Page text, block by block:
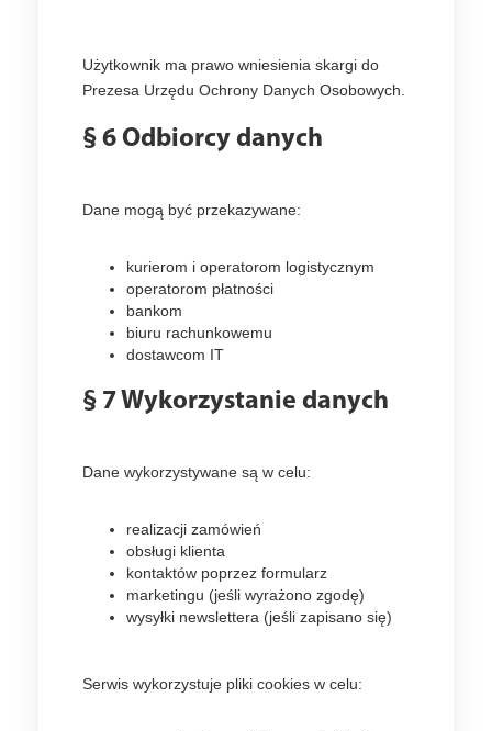
Użytkownik ma prawo wniesienia skargi do
Prezesa Urzędu Ochrony Danych Osobowych.
§ 6 Odbiorcy danych
Dane mogą być przekazywane:
kurierom i operatorom logistycznym
operatorom płatności
bankom
biuru rachunkowemu
dostawcom IT
§ 7 Wykorzystanie danych
Dane wykorzystywane są w celu:
realizacji zamówień
obsługi klienta
kontaktów poprzez formularz
marketingu (jeśli wyrażono zgodę)
wysyłki newslettera (jeśli zapisano się)
Serwis wykorzystuje pliki cookies w celu: